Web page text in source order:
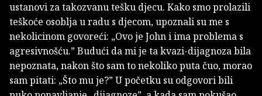
ustanovi za takozvanu tešku djecu. Kako smo prolazili
teškoće osoblja u radu s djecom, upoznali su me s
nekolicinom govoreći: „Ovo je John i ima problema s
agresivnošću.” Budući da mi je ta kvazi-dijagnoza bila
nepoznata, nakon što sam to nekoliko puta čuo, morao
sam pitati: „Što mu je?” U početku su odgovori bili